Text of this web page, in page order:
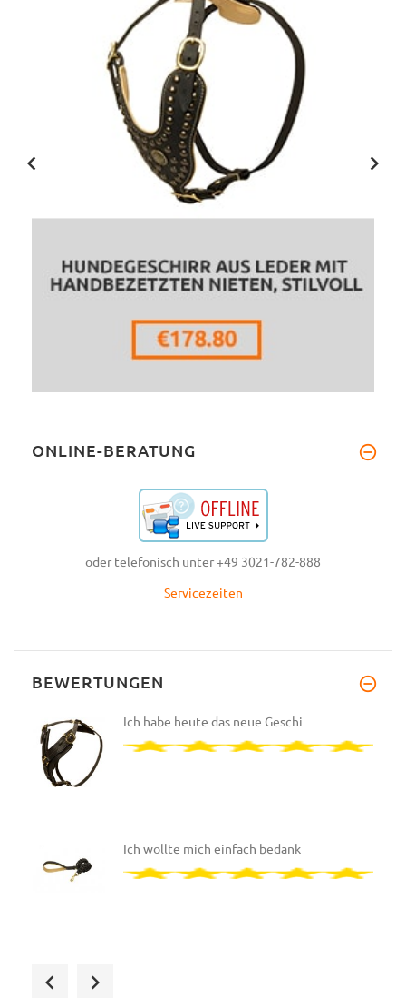
ONLINE-BERATUNG
oder telefonisch unter +49 3021-782-888
Servicezeiten
BEWERTUNGEN
Ich habe heute das neue Geschi
Ich wollte mich einfach bedank